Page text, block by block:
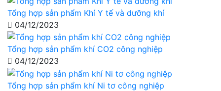
Tổng hợp sản phẩm Khí Y tế và dưỡng khí
04/12/2023
Tổng hợp sản phẩm khí CO2 công nghiệp
04/12/2023
Tổng hợp sản phẩm khí Ni tơ công nghiệp